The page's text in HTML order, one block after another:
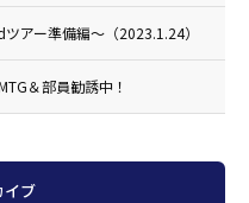
アー準備編〜（2023.1.24）
＆部員勧誘中！
イブ